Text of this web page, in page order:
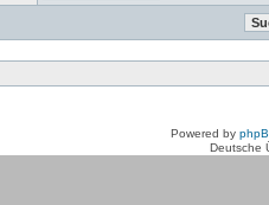
Powered by
Deutsche